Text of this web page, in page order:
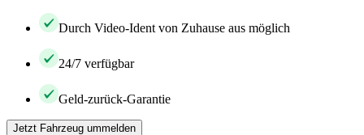
Durch Video-Ident von Zuhause aus möglich
24/7 verfügbar
Geld-zurück-Garantie
Jetzt Fahrzeug ummelden